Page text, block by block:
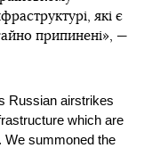
які є
припинені», —
Russian airstrikes
which are
We summoned the